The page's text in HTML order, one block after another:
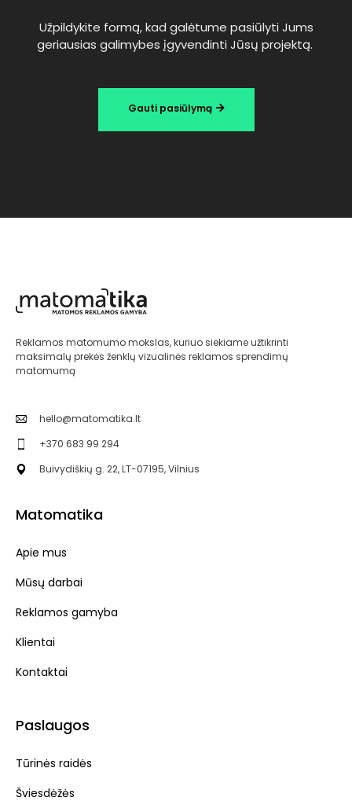
Užpildykite formą, kad galėtume pasiūlyti Jums
geriausias galimybes įgyvendinti Jūsų projektą.
Gauti pasiūlymą
Reklamos matomumo mokslas, kuriuo siekiame užtikrinti
maksimalų prekės ženklų vizualinės reklamos sprendimų
matomumą
hello@matomatika.lt
+370 683 99 294
Buivydiškių g. 22, LT-07195, Vilnius
Matomatika
Apie mus
Mūsų darbai
Reklamos gamyba
Klientai
Kontaktai
Paslaugos
Tūrinės raidės
Šviesdėžės